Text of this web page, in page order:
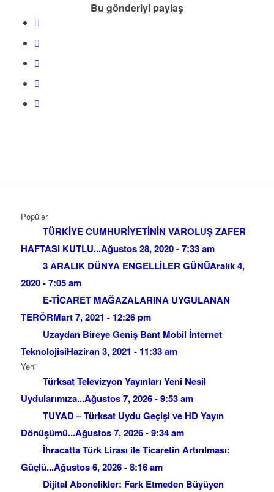
Bu gönderiyi paylaş
Popüler
TÜRKİYE CUMHURİYETİNİN VAROLUŞ ZAFER
HAFTASI KUTLU...Ağustos 28, 2020 - 7:33 am
3 ARALIK DÜNYA ENGELLİLER GÜNÜAralık 4,
2020 - 7:05 am
E-TİCARET MAĞAZALARINA UYGULANAN
TERÖRMart 7, 2021 - 12:26 pm
Uzaydan Bireye Geniş Bant Mobil İnternet
TeknolojisiHaziran 3, 2021 - 11:33 am
Yeni
Türksat Televizyon Yayınları Yeni Nesil
Uydularımıza...Ağustos 7, 2026 - 9:53 am
TUYAD – Türksat Uydu Geçişi ve HD Yayın
Dönüşümü...Ağustos 7, 2026 - 9:34 am
İhracatta Türk Lirası ile Ticaretin Artırılması:
Güçlü...Ağustos 6, 2026 - 8:16 am
Dijital Abonelikler: Fark Etmeden Büyüyen